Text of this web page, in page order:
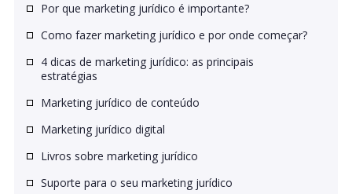
Por que marketing jurídico é importante?
Como fazer marketing jurídico e por onde começar?
4 dicas de marketing jurídico: as principais
estratégias
Marketing jurídico de conteúdo
Marketing jurídico digital
Livros sobre marketing jurídico
Suporte para o seu marketing jurídico